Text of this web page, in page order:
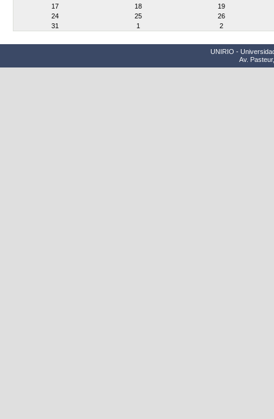
17
18
19
24
25
26
31
1 2
UNIRIO -
Av.